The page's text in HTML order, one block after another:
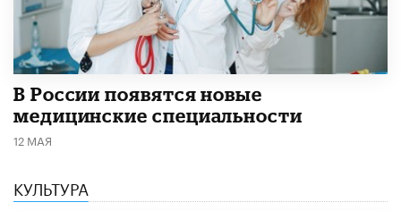
В России появятся новые
медицинские специальности
12 МАЯ
КУЛЬТУРА